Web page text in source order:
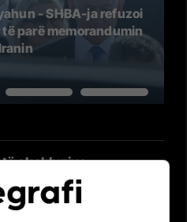
- SHBA-ja refuzoi
parë memorandumin
ekskluzive-
i KFOR-it flet për
në Kosovë: Nuk ka